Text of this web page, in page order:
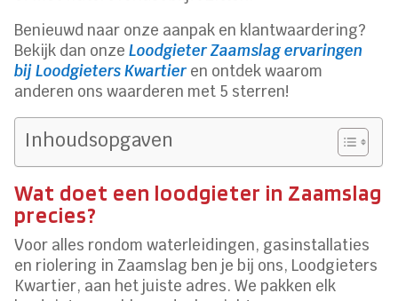
Benieuwd naar onze aanpak en klantwaardering?
Bekijk dan onzeLoodgieter Zaamslag ervaringen
bij Loodgieters Kwartier en ontdek waarom
anderen ons waarderen met 5 sterren!
Inhoudsopgaven
Wat doet een loodgieter in Zaamslag
precies?
Voor alles rondom waterleidingen, gasinstallaties
en riolering in Zaamslag ben je bij ons, Loodgieters
Kwartier, aan het juiste adres. We pakken elk